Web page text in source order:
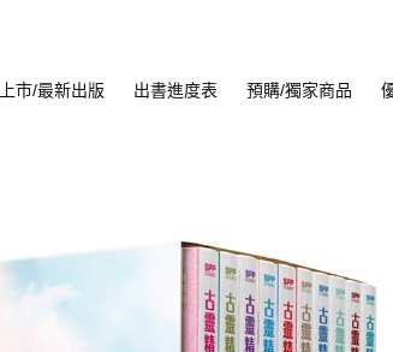
市/最新出版 出書進度表 預購/獨家商品